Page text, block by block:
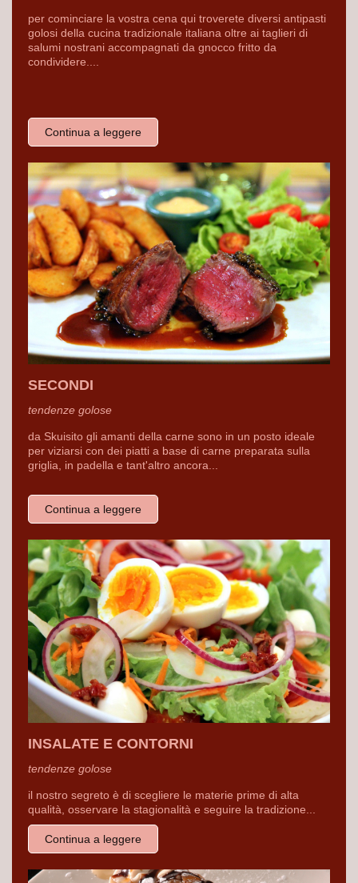
per cominciare la vostra cena qui troverete diversi antipasti
golosi della cucina tradizionale italiana oltre ai taglieri di
salumi nostrani accompagnati da gnocco fritto da
condividere....
Continua a leggere
SECONDI
tendenze golose
da Skuisito gli amanti della carne sono in un posto ideale
per viziarsi con dei piatti a base di carne preparata sulla
griglia, in padella e tant'altro ancora...
Continua a leggere
INSALATE E CONTORNI
tendenze golose
il nostro segreto è di scegliere le materie prime di alta
qualità, osservare la stagionalità e seguire la tradizione...
Continua a leggere